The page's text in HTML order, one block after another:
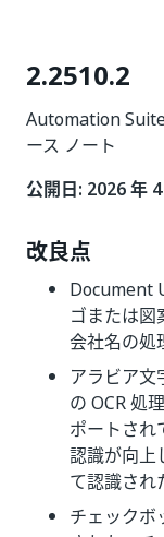
2.2510.2
Automation
ース ノート
公開日: 2026 年
改良点
Document
ゴまたは図
会社名の処
アラビア
の OCR 処
ポートされ
認識が向上
て認識され
チェックボ